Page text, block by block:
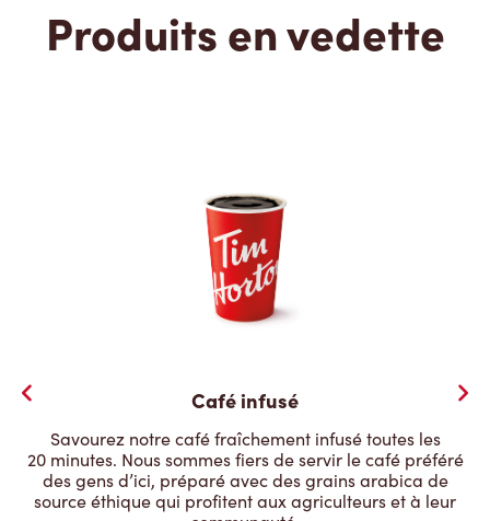
Produits en vedette
Café infusé
Savourez notre café fraîchement infusé toutes les
20 minutes. Nous sommes fiers de servir le café préféré
des gens d’ici, préparé avec des grains arabica de
source éthique qui profitent aux agriculteurs et à leur